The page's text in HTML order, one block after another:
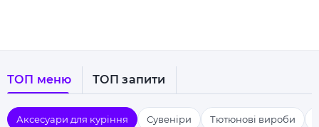
ТОП меню ТОП запити
Аксесуари для куріння Сувеніри Тютюнові вироби